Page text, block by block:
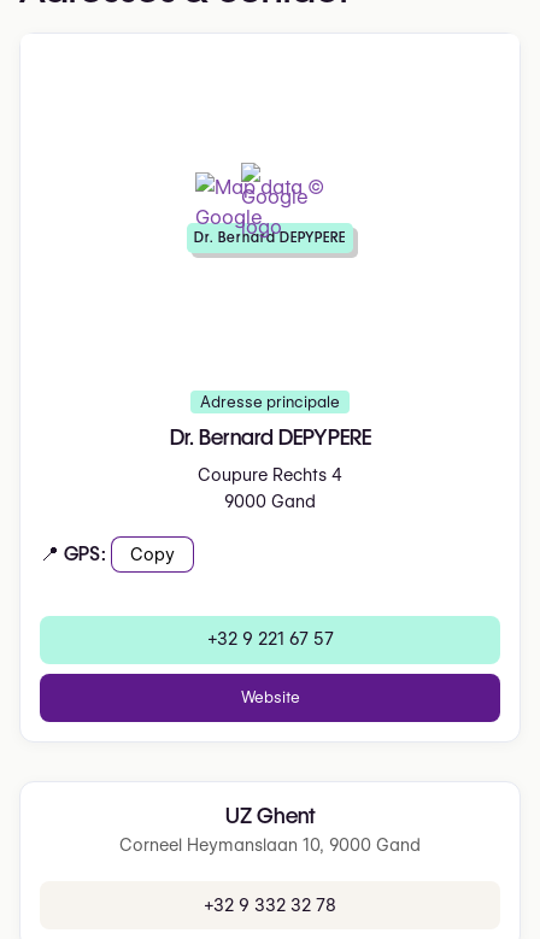
Adresse principale
Dr. Bernard DEPYPERE
Coupure Rechts 4
9000 Gand
📍 GPS: Copy
+32 9 221 67 57
Website
Dr. Bernard DEPYPERE
UZ Ghent
Corneel Heymanslaan 10, 9000 Gand
+32 9 332 32 78